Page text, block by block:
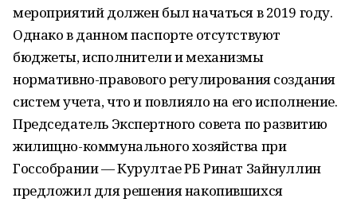
мероприятий должен был начаться в 2019 году.
Однако в данном паспорте отсутствуют
бюджеты, исполнители и механизмы
нормативно-правового регулирования создания
систем учета, что и повлияло на его исполнение.
Председатель Экспертного совета по развитию
жилищно-коммунального хозяйства при
Госсобрании — Курултае РБ Ринат Зайнуллин
предложил для решения накопившихся